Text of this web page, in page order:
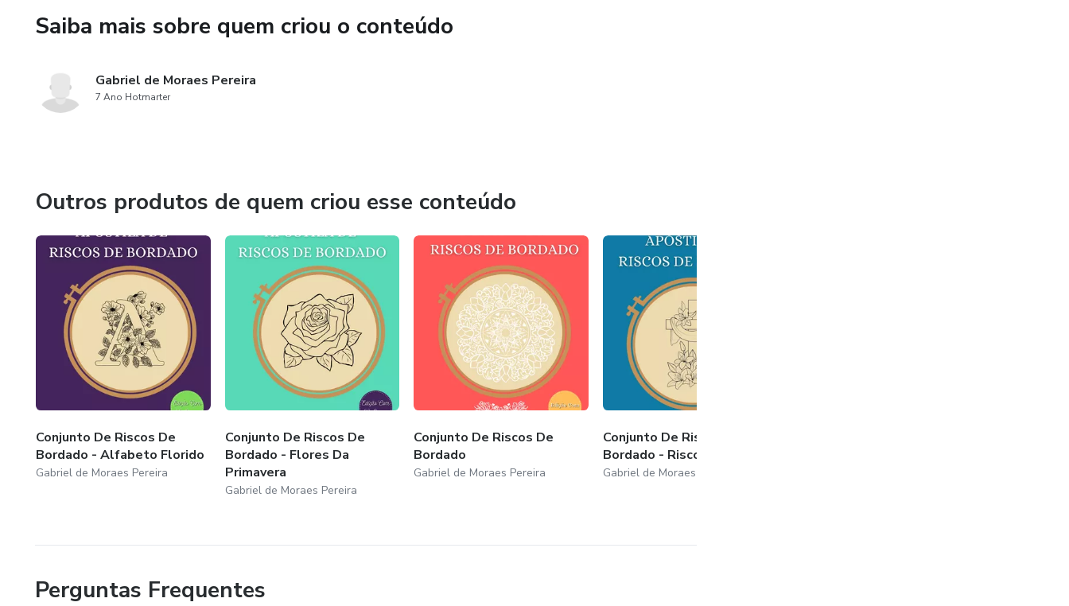
Saiba mais sobre quem criou o conteúdo
Gabriel de Moraes Pereira
7 Ano Hotmarter
Outros produtos de quem criou esse conteúdo
Conjunto De Riscos De
Bordado - Alfabeto Florido
Gabriel de Moraes Pereira
Conjunto De Riscos De
Bordado - Flores Da
Primavera
Gabriel de Moraes Pereira
Conjunto De Riscos De
Bordado
Gabriel de Moraes Pereira
Conjunto De Riscos De
Bordado - Riscos Religiosos
Gabriel de Moraes Pereira
Perguntas Frequentes